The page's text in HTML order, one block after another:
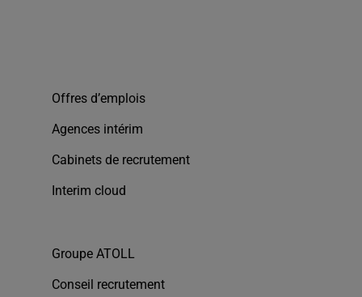
Offres d’emplois
Agences intérim
Cabinets de recrutement
Interim cloud
Groupe ATOLL
Conseil recrutement